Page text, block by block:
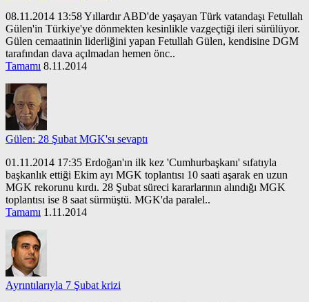
08.11.2014 13:58 Yıllardır ABD'de yaşayan Türk vatandaşı Fetullah
Gülen'in Türkiye'ye dönmekten kesinlikle vazgeçtiği ileri sürülüyor.
Gülen cemaatinin liderliğini yapan Fetullah Gülen, kendisine DGM
tarafından dava açılmadan hemen önc..
Tamamı 8.11.2014
Gülen: 28 Şubat MGK'sı sevaptı
01.11.2014 17:35 Erdoğan'ın ilk kez 'Cumhurbaşkanı' sıfatıyla
başkanlık ettiği Ekim ayı MGK toplantısı 10 saati aşarak en uzun
MGK rekorunu kırdı. 28 Şubat süreci kararlarının alındığı MGK
toplantısı ise 8 saat sürmüştü. MGK'da paralel..
Tamamı 1.11.2014
Ayrıntılarıyla 7 Şubat krizi